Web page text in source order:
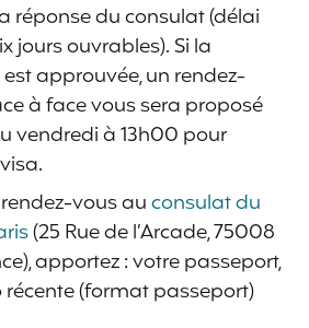
réponse du consulat (délai
jours ouvrables). Si la
approuvée, un rendez-
à face vous sera proposé
vendredi à 13h00 pour
vous auconsulat du
(25 Rue de l’Arcade, 75008
apportez : votre passeport,
(format passeport)